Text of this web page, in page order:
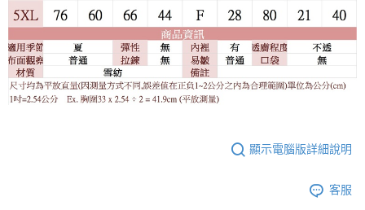
顯示電腦版詳細說明
客服